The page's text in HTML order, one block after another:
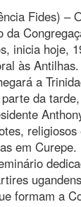
Fides) –
da
inicia hoje,
às
a
da
religiosos
em Curepe.
formam a